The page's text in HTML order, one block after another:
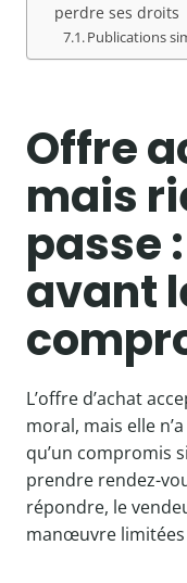
perdre ses droits
Publications
Offre
mais
passe
avant
L’offre d’achat
moral, mais elle
qu’un compromis
prendre rendez-
répondre, le
manœuvre limitées